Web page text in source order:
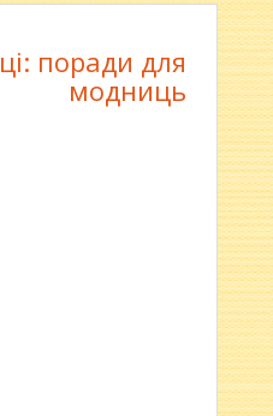
поради для
модниць